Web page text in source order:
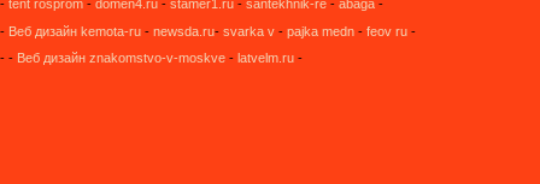
- tent rosprom - domen4.ru - stamer1.ru - santekhnik-re - abaga -
- Веб дизайн kemota-ru - newsda.ru- svarka v - pajka medn - feov ru -
- - Веб дизайн znakomstvo-v-moskve - latvelm.ru -